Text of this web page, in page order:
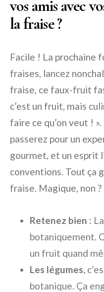
vos amis avec
la fraise ?
Facile ! La prochaine
fraises, lancez
fraise, ce faux-fruit
c’est un fruit, mais
faire ce qu’on veut !
passerez pour un
gourmet, et un esprit
conventions. Tout ça
fraise. Magique, non ?
Retenez bien :
botaniquement.
un fruit quand
Les légumes,
botanique. Ça